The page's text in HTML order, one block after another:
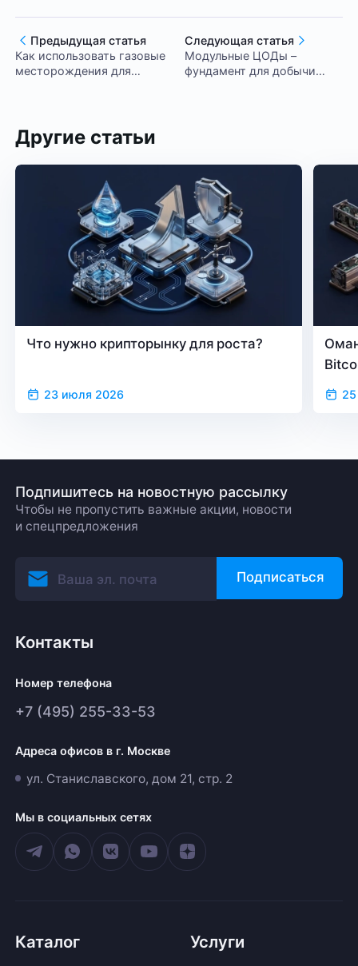
Предыдущая статья
Как использовать газовые
месторождения для
Следующая статья
Модульные ЦОДы –
фундамент для добычи
Другие статьи
Что нужно крипторынку для роста?
23 июля 2026
Подпишитесь на новостную рассылку
Чтобы не пропустить важные акции, новости
и спецпредложения
Подписаться
Контакты
Номер телефона
+7 (495) 255-33-53
Адреса офисов в г. Москве
ул. Станиславского, дом 21, стр. 2
Мы в социальных сетях
Каталог Услуги